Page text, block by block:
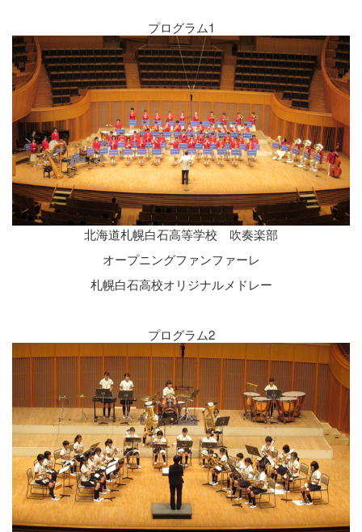
プログラム1
北海道札幌白石高等学校 吹奏楽部
オープニングファンファーレ
札幌白石高校オリジナルメドレー
プログラム2